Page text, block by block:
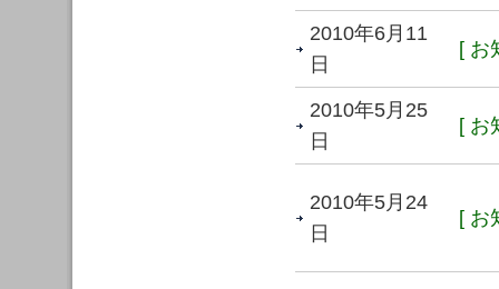
2010年6月11
日
[ お
2010年5月25
日
[ お
2010年5月24
日
[ お